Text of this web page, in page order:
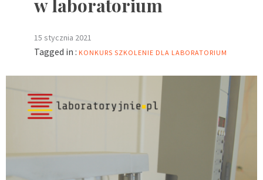
w laboratorium
15 stycznia 2021
Tagged in : KONKURS SZKOLENIE DLA LABORATORIUM